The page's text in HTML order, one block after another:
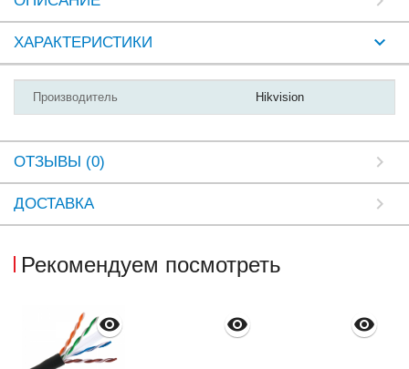
ХАРАКТЕРИСТИКИ
Производитель Hikvision
ОТЗЫВЫ (0)
ДОСТАВКА
Рекомендуем посмотреть